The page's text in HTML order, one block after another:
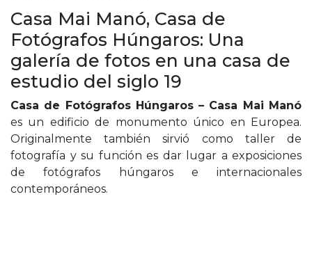
Casa Mai Manó, Casa de
Fotógrafos Húngaros: Una
galería de fotos en una casa de
estudio del siglo 19
Casa de Fotógrafos Húngaros – Casa Mai Manó
es un edificio de monumento único en Europea.
Originalmente también sirvió como taller de
fotografía y su función es dar lugar a exposiciones
de fotógrafos húngaros e internacionales
contemporáneos.